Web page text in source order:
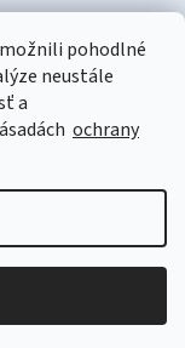
pohodlné
neustále
a
ochrany